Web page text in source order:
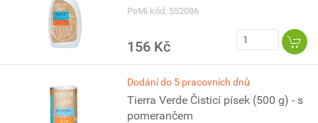
PeMi kód: 552086
156 Kč
Dodání do 5 pracovních dnů
Tierra Verde Čisticí písek (500 g) - s
pomerančem